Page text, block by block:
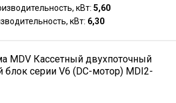
кВт: 5,60
кВт: 6,30
MDV Кассетный двухпоточный
блок серии V6 (DC-мотор) MDI2-